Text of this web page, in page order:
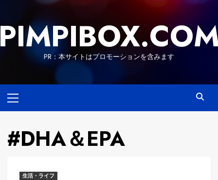
content
PR：本サイトはプロモーションを含みます
Menu
#DHA＆EPA
生活・ライフ